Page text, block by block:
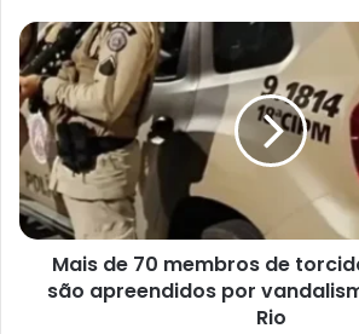
Mais
de
70
membros
de
torcida
organizada
são
apreendidos
vandalismo
Mais de 70 membros de
são apreendidos por
Rio